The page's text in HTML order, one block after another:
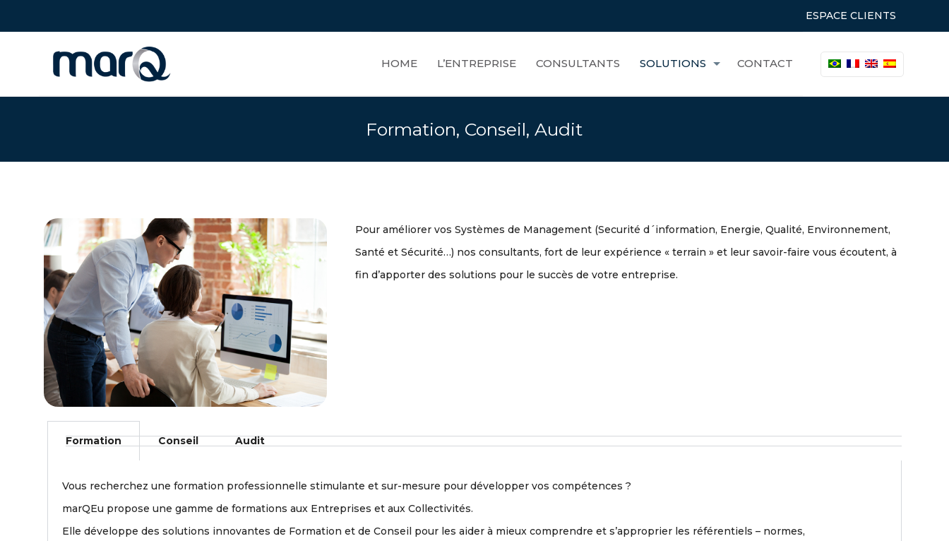
ESPACE CLIENTS
HOME L’ENTREPRISE CONSULTANTS SOLUTIONS CONTACT
Formation, Conseil, Audit
Pour améliorer vos Systèmes de Management (Securité d´information, Energie, Qualité, Environnement,
Santé et Sécurité…) nos consultants, fort de leur expérience « terrain » et leur savoir-faire vous écoutent, à
fin d’apporter des solutions pour le succès de votre entreprise.
Formation Conseil Audit
Vous recherchez une formation professionnelle stimulante et sur-mesure pour développer vos compétences ?
marQEu propose une gamme de formations aux Entreprises et aux Collectivités.
Elle développe des solutions innovantes de Formation et de Conseil pour les aider à mieux comprendre et s’approprier les référentiels – normes,